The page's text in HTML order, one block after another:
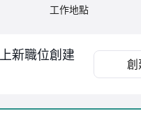
工作地點
新職位創建
創